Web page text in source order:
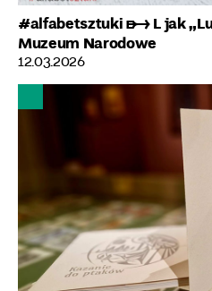
#alfabetsztuki ➸ L jak
Muzeum Narodowe
12.03.2026